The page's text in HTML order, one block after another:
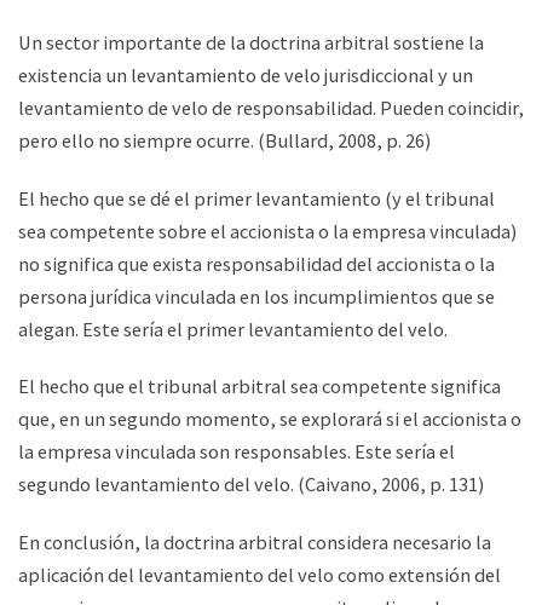
Un sector importante de la doctrina arbitral sostiene la
existencia un levantamiento de velo jurisdiccional y un
levantamiento de velo de responsabilidad. Pueden coincidir,
pero ello no siempre ocurre. (Bullard, 2008, p. 26)
El hecho que se dé el primer levantamiento (y el tribunal
sea competente sobre el accionista o la empresa vinculada)
no significa que exista responsabilidad del accionista o la
persona jurídica vinculada en los incumplimientos que se
alegan. Este sería el primer levantamiento del velo.
El hecho que el tribunal arbitral sea competente significa
que, en un segundo momento, se explorará si el accionista o
la empresa vinculada son responsables. Este sería el
segundo levantamiento del velo. (Caivano, 2006, p. 131)
En conclusión, la doctrina arbitral considera necesario la
aplicación del levantamiento del velo como extensión del